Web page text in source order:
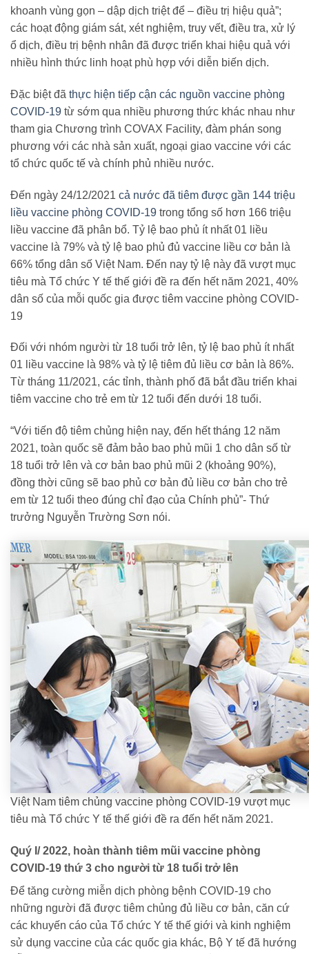
khoanh vùng gọn – dập dịch triệt để – điều trị hiệu quả”;
các hoạt động giám sát, xét nghiệm, truy vết, điều tra, xử lý
ổ dịch, điều trị bệnh nhân đã được triển khai hiệu quả với
nhiều hình thức linh hoạt phù hợp với diễn biến dịch.
Đặc biệt đã thực hiện tiếp cận các nguồn vaccine phòng
COVID-19 từ sớm qua nhiều phương thức khác nhau như
tham gia Chương trình COVAX Facility, đàm phán song
phương với các nhà sản xuất, ngoại giao vaccine với các
tổ chức quốc tế và chính phủ nhiều nước.
Đến ngày 24/12/2021 cả nước đã tiêm được gần 144 triệu
liều vaccine phòng COVID-19 trong tổng số hơn 166 triệu
liều vaccine đã phân bổ. Tỷ lệ bao phủ ít nhất 01 liều
vaccine là 79% và tỷ lệ bao phủ đủ vaccine liều cơ bản là
66% tổng dân số Việt Nam. Đến nay tỷ lệ này đã vượt mục
tiêu mà Tổ chức Y tế thế giới đề ra đến hết năm 2021, 40%
dân số của mỗi quốc gia được tiêm vaccine phòng COVID-
19
Đối với nhóm người từ 18 tuổi trở lên, tỷ lệ bao phủ ít nhất
01 liều vaccine là 98% và tỷ lệ tiêm đủ liều cơ bản là 86%.
Từ tháng 11/2021, các tỉnh, thành phố đã bắt đầu triển khai
tiêm vaccine cho trẻ em từ 12 tuổi đến dưới 18 tuổi.
“Với tiến độ tiêm chủng hiện nay, đến hết tháng 12 năm
2021, toàn quốc sẽ đảm bảo bao phủ mũi 1 cho dân số từ
18 tuổi trở lên và cơ bản bao phủ mũi 2 (khoảng 90%),
đồng thời cũng sẽ bao phủ cơ bản đủ liều cơ bản cho trẻ
em từ 12 tuổi theo đúng chỉ đạo của Chính phủ”- Thứ
trưởng Nguyễn Trường Sơn nói.
Việt Nam tiêm chủng vaccine phòng COVID-19 vượt mục
tiêu mà Tổ chức Y tế thế giới đề ra đến hết năm 2021.
Quý I/ 2022, hoàn thành tiêm mũi vaccine phòng
COVID-19 thứ 3 cho người từ 18 tuổi trở lên
Để tăng cường miễn dịch phòng bệnh COVID-19 cho
những người đã được tiêm chủng đủ liều cơ bản, căn cứ
các khuyến cáo của Tổ chức Y tế thế giới và kinh nghiệm
sử dụng vaccine của các quốc gia khác, Bộ Y tế đã hướng